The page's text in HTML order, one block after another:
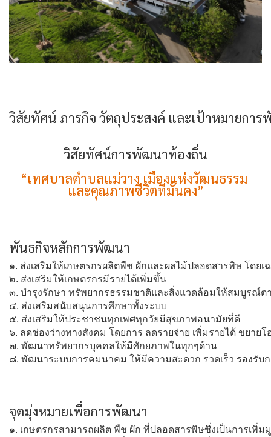
วิสัยทัศน์ ภารกิจ วัตถุประสงค์ และเป้าหมายกา
วิสัยทัศน์การพัฒนาท้องถิ่น
“เทศบาลตำบลแม่วาง เมืองแห่งวัฒนธรรม
และคุณภาพชีวิตที่มั่นคง”
พันธกิจหลักการพัฒนา
๑. ส่งเสริมให้เกษตรกรผลิตพืช ผักและผลไม้ปลอดสารพิษ โดย
๒. ส่งเสริมให้เกษตรกรมีรายได้เพิ่มขึ้น
๓. บำรุงรักษา ทรัพยากรธรรมชาติและสิ่งแวดล้อมให้สมบูรณ์ต
๔. ส่งเสริมสนับสนุนการศึกษาทั้งระบบ
๕. ส่งเสริมให้ประชาชนทุกเพศทุกวัยมีสุขภาพอนามัยที่ดี
๖. ลดช่องว่างทางสังคม โดยการ ลดรายจ่าย เพิ่มรายได้ ขยายโ
๗. พัฒนาทรัพยากรบุคคลให้มีศักยภาพในทุกๆด้าน
๘. พัฒนาระบบการคมนาคม ให้มีความสะดวก รวดเร็ว รองรับ
จุดมุ่งหมายเพื่อการพัฒนา
๑. เกษตรกรสามารถผลิต พืช ผัก ที่ปลอดสารพิษซึ่งเป็นการเพิ่ม